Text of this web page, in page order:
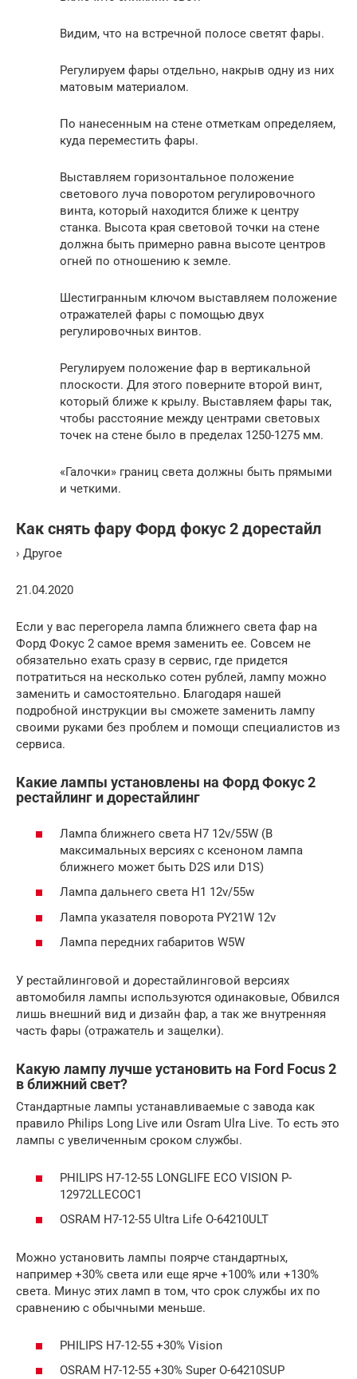
Видим, что на встречной полосе светят фары.
Регулируем фары отдельно, накрыв одну из них
матовым материалом.
По нанесенным на стене отметкам определяем,
куда переместить фары.
Выставляем горизонтальное положение
светового луча поворотом регулировочного
винта, который находится ближе к центру
станка. Высота края световой точки на стене
должна быть примерно равна высоте центров
огней по отношению к земле.
Шестигранным ключом выставляем положение
отражателей фары с помощью двух
регулировочных винтов.
Регулируем положение фар в вертикальной
плоскости. Для этого поверните второй винт,
который ближе к крылу. Выставляем фары так,
чтобы расстояние между центрами световых
точек на стене было в пределах 1250-1275 мм.
«Галочки» границ света должны быть прямыми
и четкими.
Как снять фару Форд фокус 2 дорестайл
› Другое
21.04.2020
Если у вас перегорела лампа ближнего света фар на
Форд Фокус 2 самое время заменить ее. Совсем не
обязательно ехать сразу в сервис, где придется
потратиться на несколько сотен рублей, лампу можно
заменить и самостоятельно. Благодаря нашей
подробной инструкции вы сможете заменить лампу
своими руками без проблем и помощи специалистов из
сервиса.
Какие лампы установлены на Форд Фокус 2
рестайлинг и дорестайлинг
Лампа ближнего света H7 12v/55W (В
максимальных версиях с ксеноном лампа
ближнего может быть D2S или D1S)
Лампа дальнего света H1 12v/55w
Лампа указателя поворота PY21W 12v
Лампа передних габаритов W5W
У рестайлинговой и дорестайлинговой версиях
автомобиля лампы используются одинаковые, Обвился
лишь внешний вид и дизайн фар, а так же внутренняя
часть фары (отражатель и защелки).
Какую лампу лучше установить на Ford Focus 2
в ближний свет?
Стандартные лампы устанавливаемые с завода как
правило Philips Long Live или Osram Ulra Live. То есть это
лампы с увеличенным сроком службы.
PHILIPS H7-12-55 LONGLIFE ECO VISION P-
12972LLECOC1
OSRAM H7-12-55 Ultra Life O-64210ULT
Можно установить лампы поярче стандартных,
например +30% света или еще ярче +100% или +130%
света. Минус этих ламп в том, что срок службы их по
сравнению с обычными меньше.
PHILIPS H7-12-55 +30% Vision
OSRAM H7-12-55 +30% Super O-64210SUP